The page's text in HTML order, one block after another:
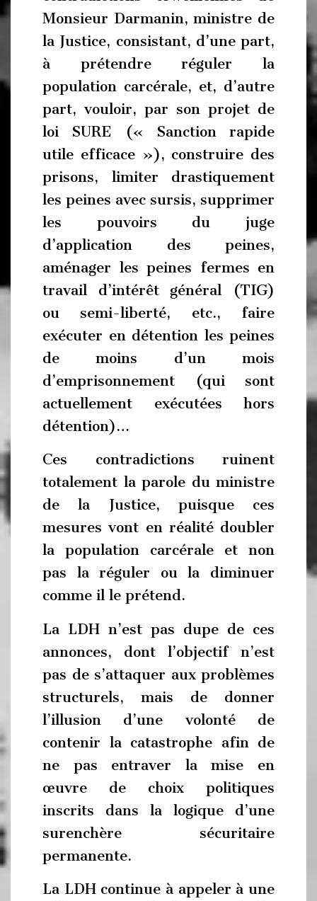
Monsieur Darmanin, ministre de
la Justice, consistant, d’une part,
à prétendre réguler la
population carcérale, et, d’autre
part, vouloir, par son projet de
loi SURE (« Sanction rapide
utile efficace »), construire des
prisons, limiter drastiquement
les peines avec sursis, supprimer
les pouvoirs du juge
d’application des peines,
aménager les peines fermes en
travail d’intérêt général (TIG)
ou semi-liberté, etc., faire
exécuter en détention les peines
de moins d’un mois
d’emprisonnement (qui sont
actuellement exécutées hors
détention)…
Ces contradictions ruinent
totalement la parole du ministre
de la Justice, puisque ces
mesures vont en réalité doubler
la population carcérale et non
pas la réguler ou la diminuer
comme il le prétend.
La LDH n’est pas dupe de ces
annonces, dont l’objectif n’est
pas de s’attaquer aux problèmes
structurels, mais de donner
l’illusion d’une volonté de
contenir la catastrophe afin de
ne pas entraver la mise en
œuvre de choix politiques
inscrits dans la logique d’une
surenchère sécuritaire
permanente.
La LDH continue à appeler à une